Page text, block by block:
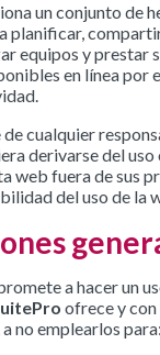
un conjunto de
planificar,
equipos y prestar
en línea por
de cualquier
derivarse del
web fuera de sus
del uso de la
a hacer un
ofrece y
no emplearlos para: